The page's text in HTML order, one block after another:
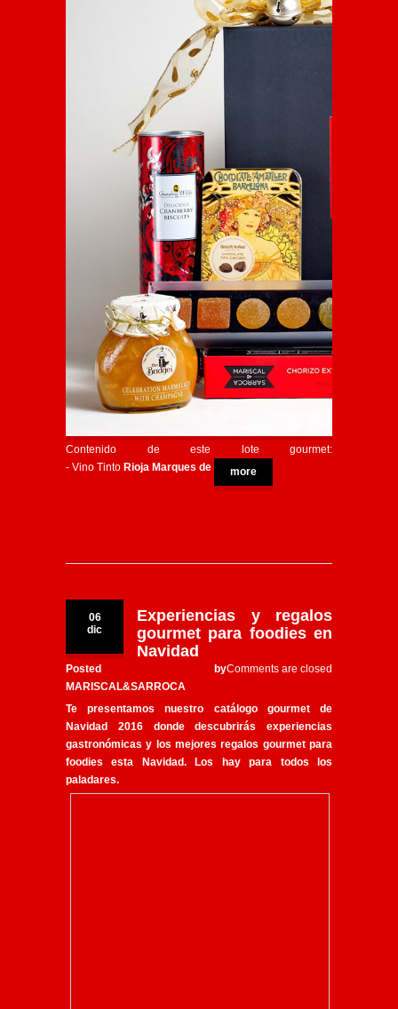
Contenido de este lote gourmet:
- Vino Tinto Rioja Marques de more
06
dic
Experiencias y regalos
gourmet para foodies en
Navidad
Comments are closed
Posted by
MARISCAL&SARROCA
Te presentamos nuestro catálogo gourmet de
Navidad 2016donde descubrirás experiencias
gastronómicas y los mejores regalos gourmet para
foodies esta Navidad. Los hay para todos los
paladares.